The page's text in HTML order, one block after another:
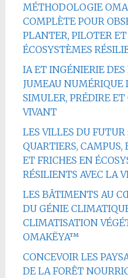
MÉTHODOLOGIE
COMPLÈTE POUR
PLANTER, PILOTER
ÉCOSYSTÈMES
IA ET INGÉNIERIE DES
JUMEAU NUMÉRIQUE
SIMULER, PRÉDIRE
VIVANT
LES VILLES DU
QUARTIERS, CAMPUS,
ET FRICHES EN
RÉSILIENTS AVEC LA
LES BÂTIMENTS AU
DU GÉNIE
CLIMATISATION
OMAKËYA™
CONCEVOIR LES
DE LA FORÊT